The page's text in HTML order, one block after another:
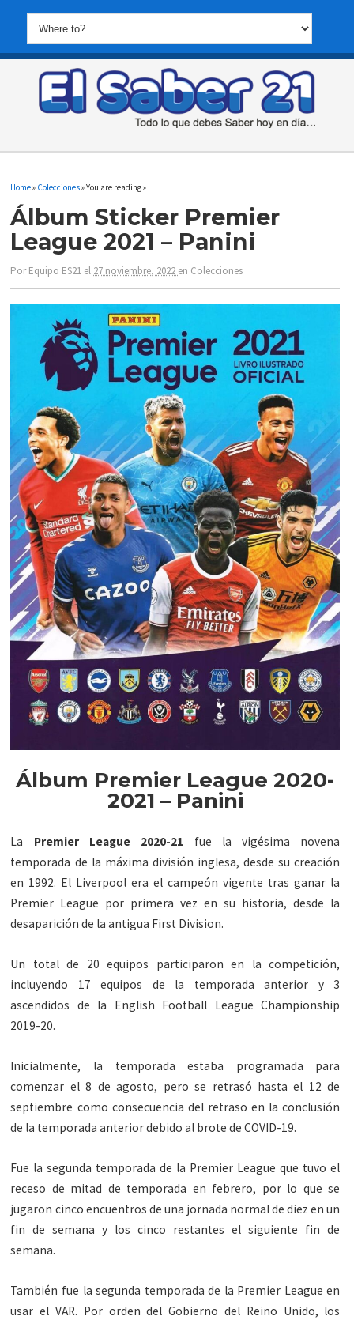
Home» Colecciones» You are reading »
Álbum Sticker Premier
League 2021 – Panini
PorEquipo ES21 el 27 noviembre, 2022 en Colecciones
Álbum Premier League 2020-
2021 – Panini
La Premier League 2020-21 fue la vigésima novena
temporada de la máxima división inglesa, desde su creación
en 1992. El Liverpool era el campeón vigente tras ganar la
Premier League por primera vez en su historia, desde la
desaparición de la antigua First Division.
Un total de 20 equipos participaron en la competición,
incluyendo 17 equipos de la temporada anterior y 3
ascendidos de la English Football League Championship
2019-20.
Inicialmente, la temporada estaba programada para
comenzar el 8 de agosto, pero se retrasó hasta el 12 de
septiembre como consecuencia del retraso en la conclusión
de la temporada anterior debido al brote de COVID-19.
Fue la segunda temporada de la Premier League que tuvo el
receso de mitad de temporada en febrero, por lo que se
jugaron cinco encuentros de una jornada normal de diez en un
fin de semana y los cinco restantes el siguiente fin de
semana.
También fue la segunda temporada de la Premier League en
usar el VAR. Por orden del Gobierno del Reino Unido, los